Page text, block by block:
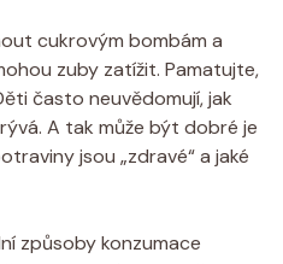
cukrovým bombám a
zuby zatížit. Pamatujte,
často neuvědomují, jak
A tak může být dobré je
jsou „zdravé“ a jaké
způsoby konzumace